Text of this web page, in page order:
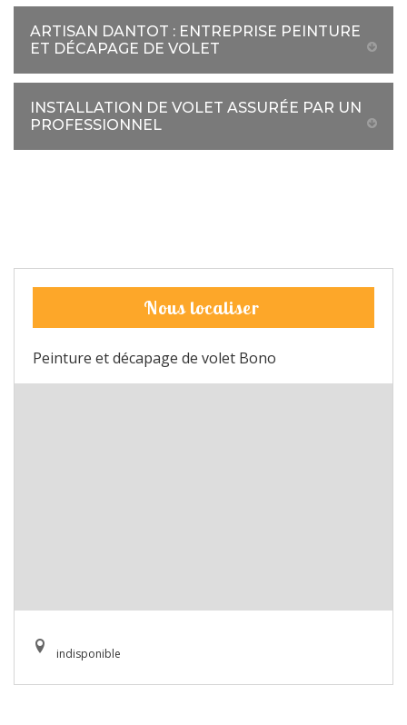
ARTISAN DANTOT : ENTREPRISE PEINTURE
ET DÉCAPAGE DE VOLET
INSTALLATION DE VOLET ASSURÉE PAR UN
PROFESSIONNEL
Nous localiser
Peinture et décapage de volet Bono
indisponible